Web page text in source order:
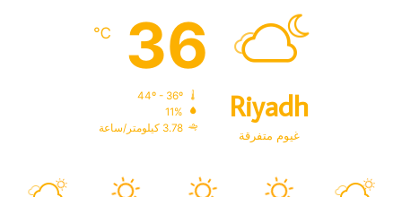
Riyadh
غيوم متفرقة
36
℃
11%
3.78 كيلومتر/ساعة